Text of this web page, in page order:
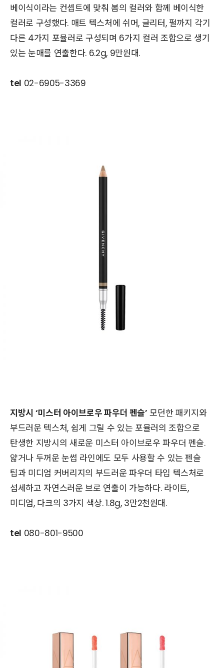
베이식이라는 컨셉트에 맞춰 봄의 컬러와 함께 베이식한
컬러로 구성했다. 매트 텍스처에 쉬머, 글리터, 펄까지 각기
다른 4가지 포뮬러로 구성되며 6가지 컬러 조합으로 생기
있는 눈매를 연출한다. 6.2g, 9만원대.
tel 02-6905-3369
지방시 ‘미스터 아이브로우 파우더 펜슬’ 모던한 패키지와
부드러운 텍스처, 쉽게 그릴 수 있는 포뮬러의 조합으로
탄생한 지방시의 새로운 미스터 아이브로우 파우더 펜슬.
얇거나 두꺼운 눈썹 라인에도 모두 사용할 수 있는 펜슬
팁과 미디엄 커버리지의 부드러운 파우더 타입 텍스처로
섬세하고 자연스러운 브로 연출이 가능하다. 라이트,
미디엄, 다크의 3가지 색상. 1.8g, 3만2천원대.
tel 080-801-9500